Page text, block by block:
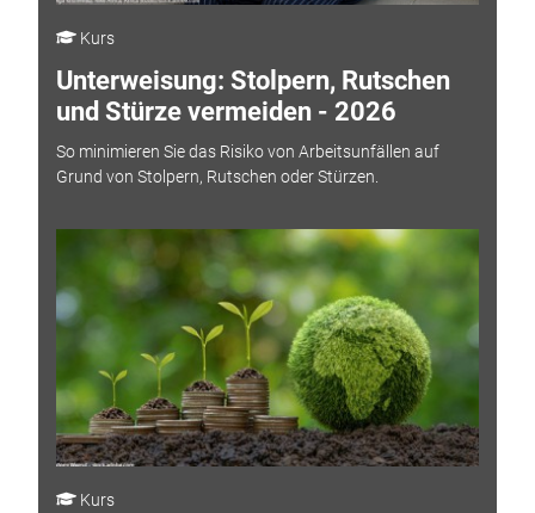
Kurs
Unterweisung: Stolpern, Rutschen
und Stürze vermeiden - 2026
So minimieren Sie das Risiko von Arbeitsunfällen auf
Grund von Stolpern, Rutschen oder Stürzen.
Kurs